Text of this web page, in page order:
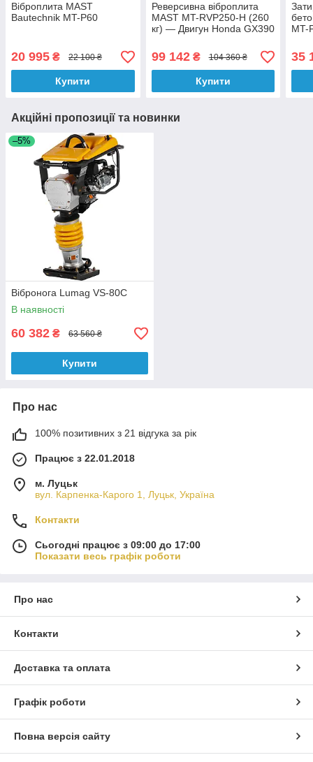
Віброплита MAST
Bautechnik MT-P60
20 995 ₴ 22 100 ₴
Купити
Реверсивна віброплита
MAST MT-RVP250-H (260
кг) — Двигун Honda GX390
99 142₴ 104 360 ₴
Купити
MT-
35
Акційні пропозиції та новинки
–5%
Вібронога Lumag VS-80C
В наявності
60 382 ₴ 63 560 ₴
Купити
Про нас
100% позитивних з 21 відгука за рік
Працює з 22.01.2018
м. Луцьк
вул. Карпенка-Карого 1, Луцьк, Україна
Контакти
Сьогодні працює з 09:00 до 17:00
Показати весь графік роботи
Про нас
Контакти
Доставка та оплата
Графік роботи
Повна версія сайту